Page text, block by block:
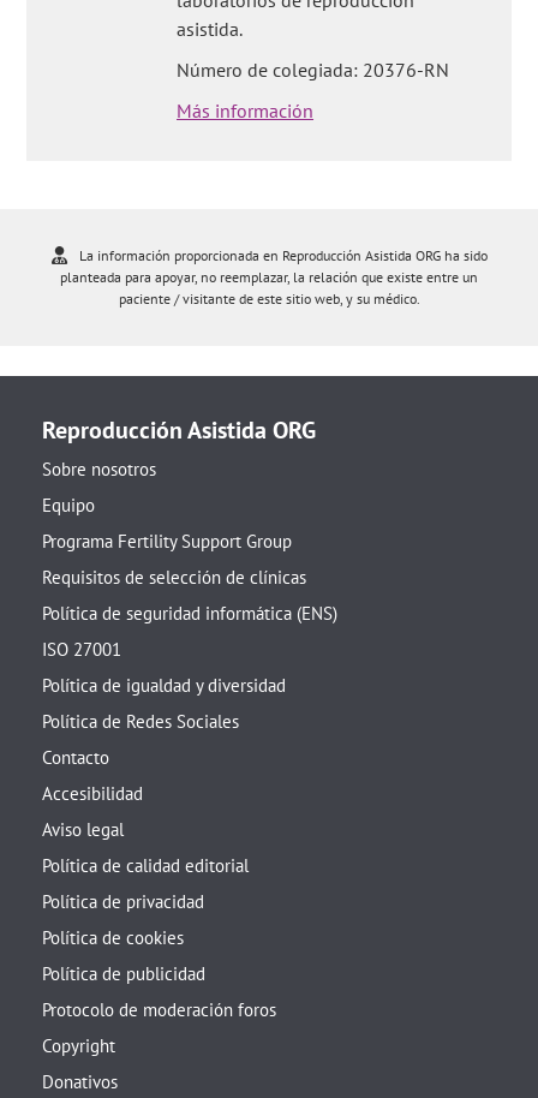
asistida.
Número de colegiada: 20376-RN
Más información
La información proporcionada en Reproducción Asistida ORG ha sido
planteada para apoyar, no reemplazar, la relación que existe entre un
paciente / visitante de este sitio web, y su médico.
Reproducción Asistida ORG
Sobre nosotros
Equipo
Programa Fertility Support Group
Requisitos de selección de clínicas
Política de seguridad informática (ENS)
ISO 27001
Política de igualdad y diversidad
Política de Redes Sociales
Contacto
Accesibilidad
Aviso legal
Política de calidad editorial
Política de privacidad
Política de cookies
Política de publicidad
Protocolo de moderación foros
Copyright
Donativos